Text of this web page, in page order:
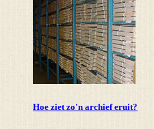
Hoe ziet zo'n archief eruit?